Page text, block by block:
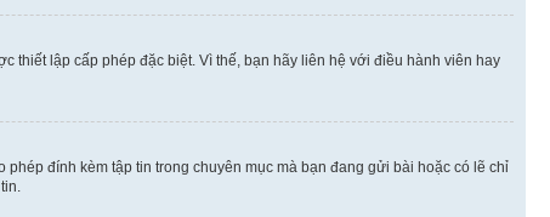
thiết lập cấp phép đặc biệt. Vì thế, bạn hãy liên hệ với điều hành viên hay
đính kèm tập tin trong chuyên mục mà bạn đang gửi bài hoặc có lẽ chỉ